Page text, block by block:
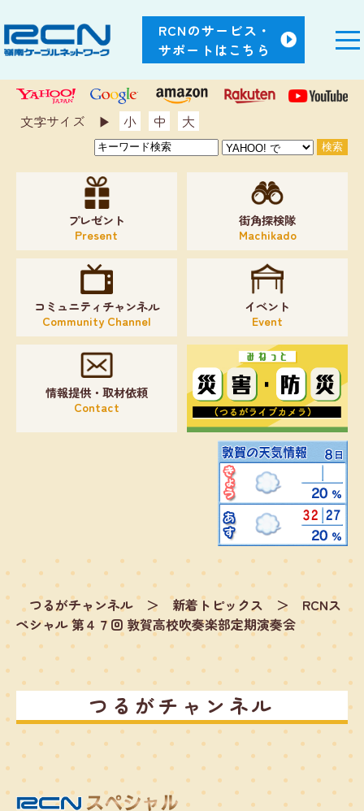
RCNのサービス・
サポートはこちら
文字サイズ ▶︎ 小 中 大
プレゼント
Present
街角探検隊
Machikado
コミュニティチャンネル
Community Channel
イベント
Event
情報提供・取材依頼
Contact
つるがチャンネル ＞ 新着トピックス ＞
RCNス
ペシャル 第４７回 敦賀高校吹奏楽部定期演奏会
つるがチャンネル